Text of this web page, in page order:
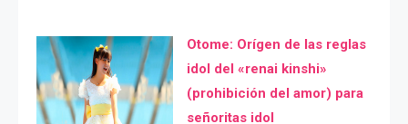
Otome: Orígen de las reglas
idol del «renai kinshi»
(prohibición del amor) para
señoritas idol